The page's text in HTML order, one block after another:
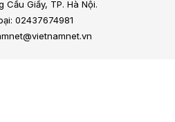
Cầu Giấy, TP. Hà Nội.
02437674981